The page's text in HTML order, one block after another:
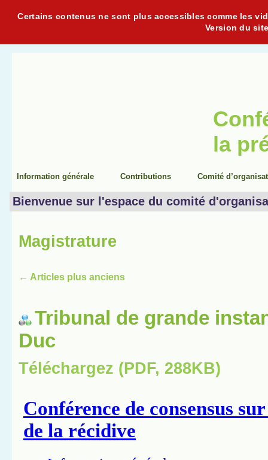
Certains contenus ne sont plus accessibles comme les
Version du
la
Information générale Contributions Comité
Bienvenue sur l'espace du comité
Magistrature
← Articles plus anciens
Tribunal de grande
Duc
Téléchargez (PDF, 288KB)